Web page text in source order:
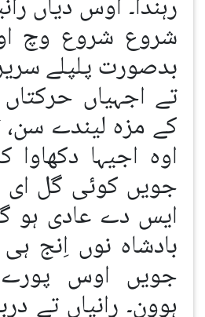
رہندا۔ اوس دیاں
شروع شروع وچ
بدصورت پلپلے
تے اجہیاں
کے مزہ لیندے سن،
اوہ اجیہا
جویں کوئی گل ای
ایس دے عادی ہو
بادشاہ نوں اِنج
جویں اوس
ہوون۔ رانیاں تے